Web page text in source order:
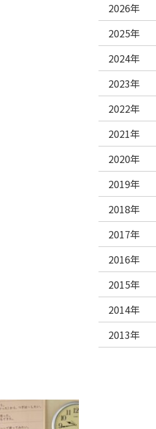
2026年
2025年
2024年
2023年
2022年
2021年
2020年
2019年
2018年
2017年
2016年
2015年
2014年
2013年